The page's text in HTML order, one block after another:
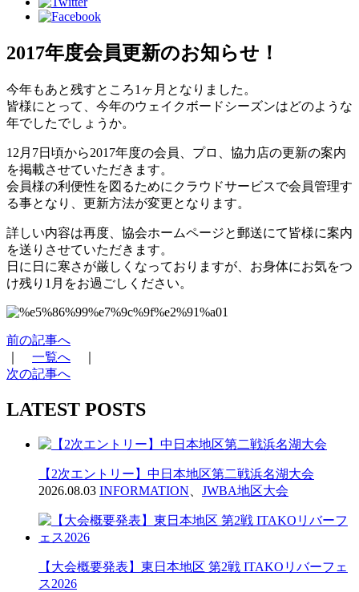
2017年度会員更新のお知らせ！
今年もあと残すところ1ヶ月となりました。
皆様にとって、今年のウェイクボードシーズンはどのような
年でしたでしょうか。
12月7日頃から2017年度の会員、プロ、協力店の更新の案内
を掲載させていただきます。
会員様の利便性を図るためにクラウドサービスで会員管理す
る事となり、更新方法が変更となります。
詳しい内容は再度、協会ホームページと郵送にて皆様に案内
を送りさせていただきます。
日に日に寒さが厳しくなっておりますが、お身体にお気をつ
け残り1月をお過ごしください。
前の記事へ
一覧へ
次の記事へ
LATEST POSTS
【2次エントリー】中日本地区第二戦浜名湖大会
2026.08.03 INFORMATION JWBA地区大会
【大会概要発表】東日本地区 第2戦 ITAKOリバーフェ
ス2026